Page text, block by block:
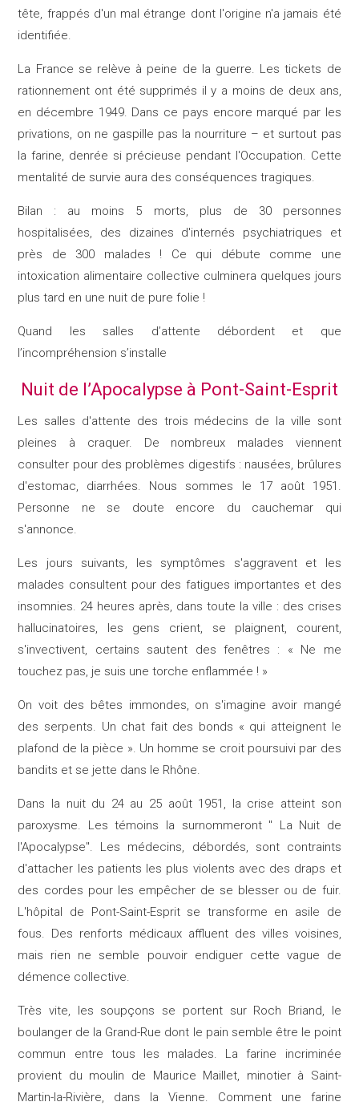
tête, frappés d'un mal étrange dont l'origine n'a jamais été
identifiée.
La France se relève à peine de la guerre. Les tickets de
rationnement ont été supprimés il y a moins de deux ans,
en décembre 1949. Dans ce pays encore marqué par les
privations, on ne gaspille pas la nourriture – et surtout pas
la farine, denrée si précieuse pendant l'Occupation. Cette
mentalité de survie aura des conséquences tragiques.​
Bilan : au moins 5 morts, plus de 30 personnes
hospitalisées, des dizaines d'internés psychiatriques et
près de 300 malades ! Ce qui débute comme une
intoxication alimentaire collective culminera quelques jours
plus tard en une nuit de pure folie !
Quand les salles d’attente débordent et que
l’incompréhension s’installe
Nuit de l’Apocalypse à Pont-Saint-Esprit
Les salles d'attente des trois médecins de la ville sont
pleines à craquer. De nombreux malades viennent
consulter pour des problèmes digestifs : nausées, brûlures
d'estomac, diarrhées. Nous sommes le 17 août 1951.
Personne ne se doute encore du cauchemar qui
s'annonce.
Les jours suivants, les symptômes s'aggravent et les
malades consultent pour des fatigues importantes et des
insomnies. 24 heures après, dans toute la ville : des crises
hallucinatoires, les gens crient, se plaignent, courent,
s'invectivent, certains sautent des fenêtres : « Ne me
touchez pas, je suis une torche enflammée ! »
On voit des bêtes immondes, on s'imagine avoir mangé
des serpents. Un chat fait des bonds « qui atteignent le
plafond de la pièce ». Un homme se croit poursuivi par des
bandits et se jette dans le Rhône.​
Dans la nuit du 24 au 25 août 1951, la crise atteint son
paroxysme. Les témoins la surnommeront '' La Nuit de
l'Apocalypse''. Les médecins, débordés, sont contraints
d'attacher les patients les plus violents avec des draps et
des cordes pour les empêcher de se blesser ou de fuir.
L'hôpital de Pont-Saint-Esprit se transforme en asile de
fous. Des renforts médicaux affluent des villes voisines,
mais rien ne semble pouvoir endiguer cette vague de
démence collective.​
Très vite, les soupçons se portent sur Roch Briand, le
boulanger de la Grand-Rue dont le pain semble être le point
commun entre tous les malades. La farine incriminée
provient du moulin de Maurice Maillet, minotier à Saint-
Martin-la-Rivière, dans la Vienne. Comment une farine